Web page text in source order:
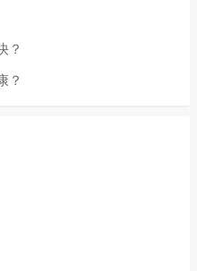
？
？